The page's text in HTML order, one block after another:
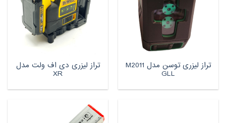
تراز لیزری توسن مدل M2011
GLL
تراز لیزری دی اف ولت مدل
XR